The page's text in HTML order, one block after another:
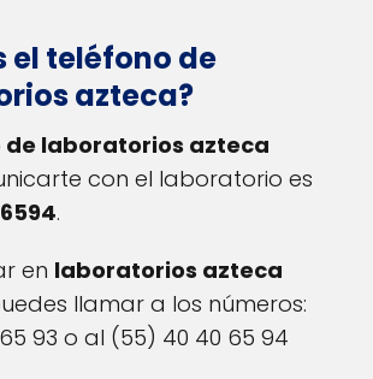
el teléfono de
azteca?
laboratorios azteca
con el laboratorio es
.
en laboratorios azteca
llamar a los números:
93 o al (55) 40 40 65 94